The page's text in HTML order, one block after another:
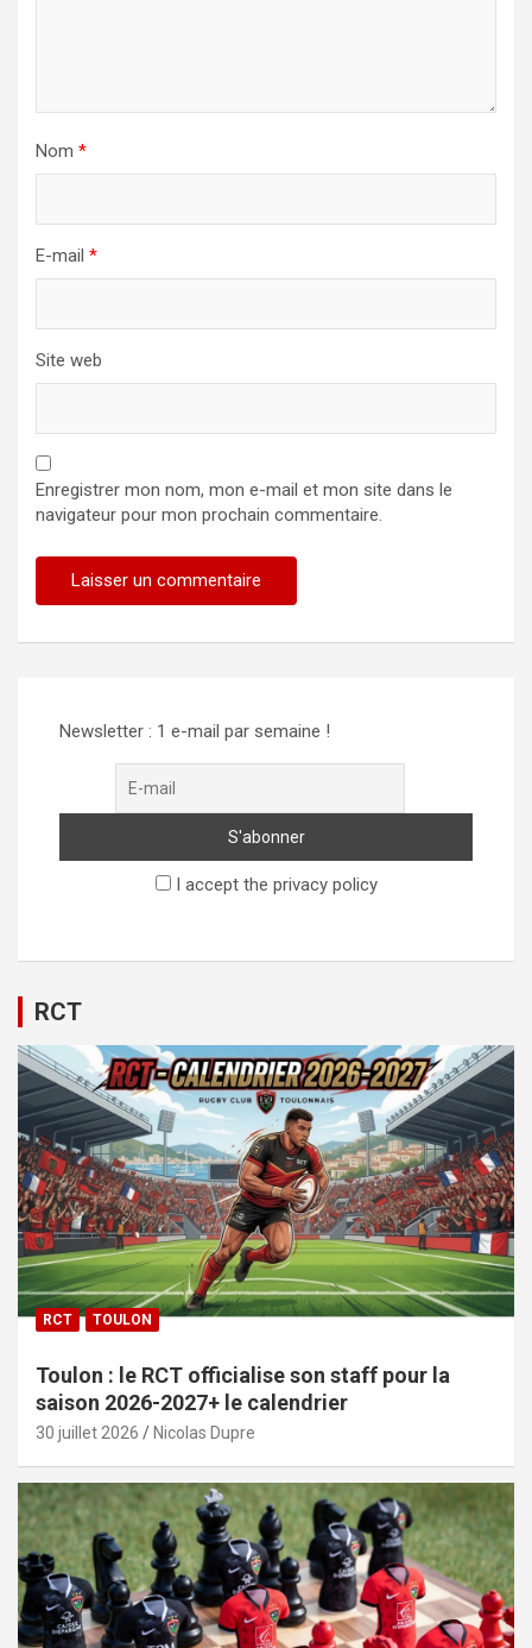
Nom *
E-mail *
Site web
Enregistrer mon nom, mon e-mail et mon site dans le
navigateur pour mon prochain commentaire.
Newsletter : 1 e-mail par semaine !
I accept the privacy policy
RCT
RCT TOULON
Toulon : le RCT officialise son staff pour la
saison 2026-2027+ le calendrier
30 juillet 2026 Nicolas Dupre